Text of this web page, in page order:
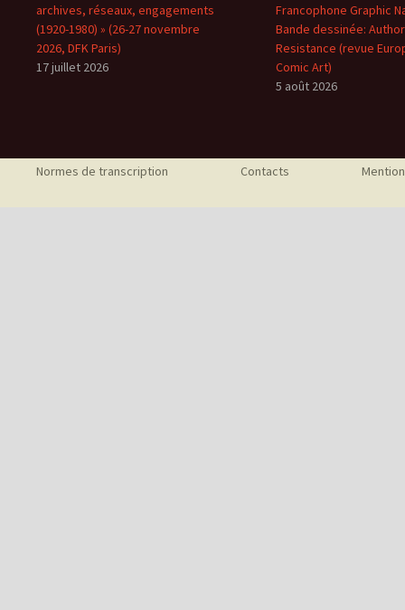
archives, réseaux, engagements
(1920-1980) » (26-27 novembre
2026, DFK Paris)
17 juillet 2026
Francophone Graphic
Bande dessinée:
Resistance (revue
Comic Art)
5 août 2026
Normes de transcription Contacts